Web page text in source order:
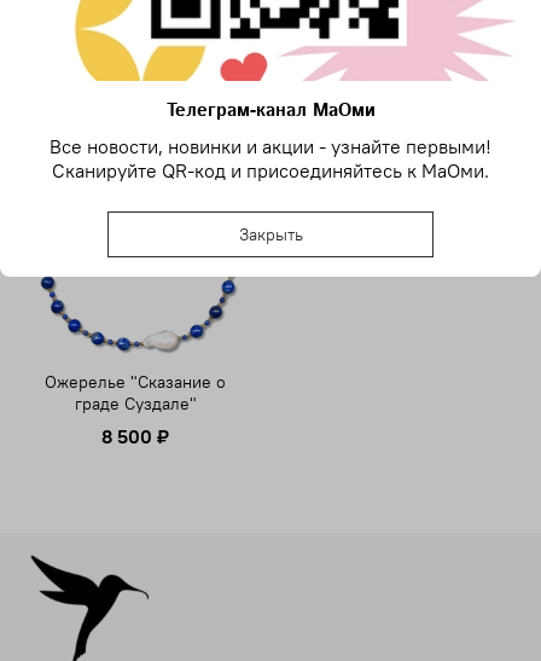
Сопутствующие товары
Предзаказ
Ожерелье "Сказание о
граде Суздале"
8 500 ₽
Телеграм-канал МаОми
Все новости, новинки и акции - узнайте первыми!
Сканируйте QR-код и присоединяйтесь к МаОми.
Закрыть